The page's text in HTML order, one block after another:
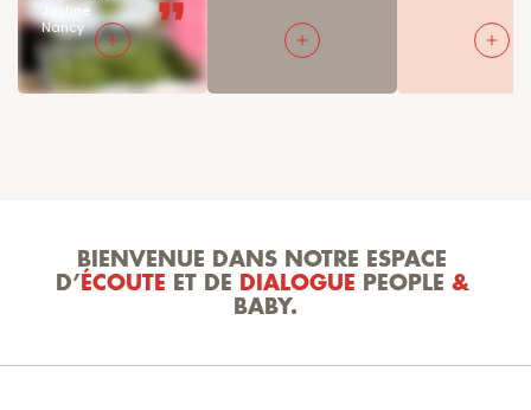
Justine
Nancy
BIENVENUE DANS NOTRE ESPACE
D’ ÉCOUTE ET DE DIALOGUE PEOPLE &
BABY.